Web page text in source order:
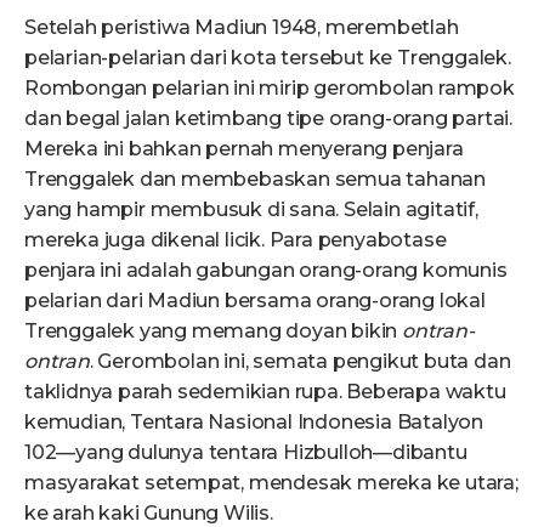
Setelah peristiwa Madiun 1948, merembetlah
pelarian-pelarian dari kota tersebut ke Trenggalek.
Rombongan pelarian ini mirip gerombolan rampok
dan begal jalan ketimbang tipe orang-orang partai.
Mereka ini bahkan pernah menyerang penjara
Trenggalek dan membebaskan semua tahanan
yang hampir membusuk di sana. Selain agitatif,
mereka juga dikenal licik. Para penyabotase
penjara ini adalah gabungan orang-orang komunis
pelarian dari Madiun bersama orang-orang lokal
Trenggalek yang memang doyan bikin ontran-
ontran. Gerombolan ini, semata pengikut buta dan
taklidnya parah sedemikian rupa. Beberapa waktu
kemudian, Tentara Nasional Indonesia Batalyon
102—yang dulunya tentara Hizbulloh—dibantu
masyarakat setempat, mendesak mereka ke utara;
ke arah kaki Gunung Wilis.